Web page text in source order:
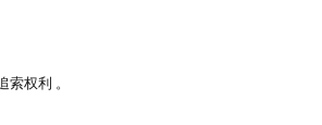
权利 。